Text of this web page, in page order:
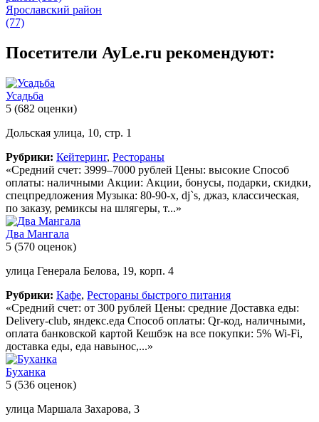
Ярославский район
(77)
Посетители AyLe.ru рекомендуют:
Усадьба
5 (682 оценки)
Дольская улица, 10, стр. 1
Рубрики: Кейтеринг, Рестораны
«Средний счет: 3999–7000 рублей Цены: высокие Способ
оплаты: наличными Акции: Акции, бонусы, подарки, скидки,
спецпредложения Музыка: 80-90-х, dj`s, джаз, классическая,
по заказу, ремиксы на шлягеры, т...»
Два Мангала
5 (570 оценок)
улица Генерала Белова, 19, корп. 4
Рубрики: Кафе, Рестораны быстрого питания
«Средний счет: от 300 рублей Цены: средние Доставка еды:
Delivery-club, яндекс.еда Способ оплаты: Qr-код, наличными,
оплата банковской картой Кешбэк на все покупки: 5% Wi-Fi,
доставка еды, еда навынос,...»
Буханка
5 (536 оценок)
улица Маршала Захарова, 3